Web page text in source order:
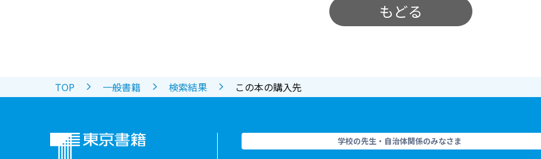
もどる
TOP 一般書籍 検索結果 この本の購入先
学校の先生・自治体関係のみなさま